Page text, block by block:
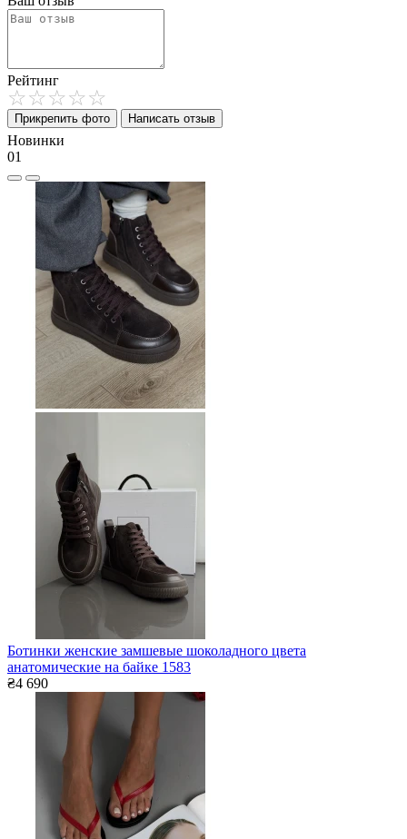
Рейтинг
Прикрепить фото Написать отзыв
Новинки
01
Ботинки женские замшевые шоколадного цвета
анатомические на байке 1583
₴4 690